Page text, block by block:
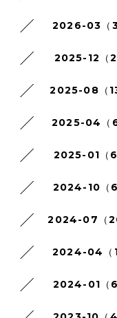
2026-03（
2025-12（
2025-08（
2025-04（
2025-01（
2024-10（
2024-07（
2024-04（
2024-01（